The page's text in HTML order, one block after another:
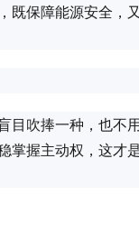
既保障能源安全，
目吹捧一种，也不
掌握主动权，这才